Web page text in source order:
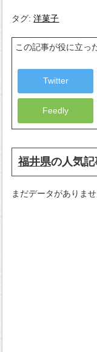
タグ:洋菓子
この記事が役に立っ
Twitter
Feedly
福井県の人気記
まだデータがありませ